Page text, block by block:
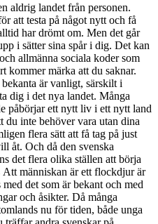
aldrig landet från personen.
att testa på något nytt och få
har drömt om. Men det går
i sätter sina spår i dig. Det kan
allmänna sociala koder som
kommer märka att du saknar.
är vanligt, särskilt i
dig i det nya landet. Många
påbörjar ett nytt liv i ett nytt land
du inte behöver vara utan dina
flera sätt att få tag på just
åt. Och då den svenska
det flera olika ställen att börja
Att människan är ett flockdjur är
det som är bekant och med
och åsikter. Då många
nu för tiden, både unga